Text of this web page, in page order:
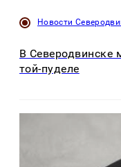
Новости
В Северодвинске
той-пуделе